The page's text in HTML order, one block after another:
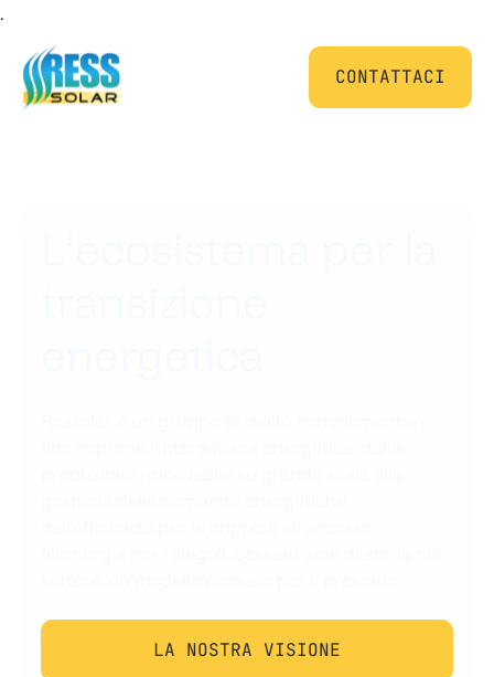
.
CONTATTACI
LA NOSTRA VISIONE